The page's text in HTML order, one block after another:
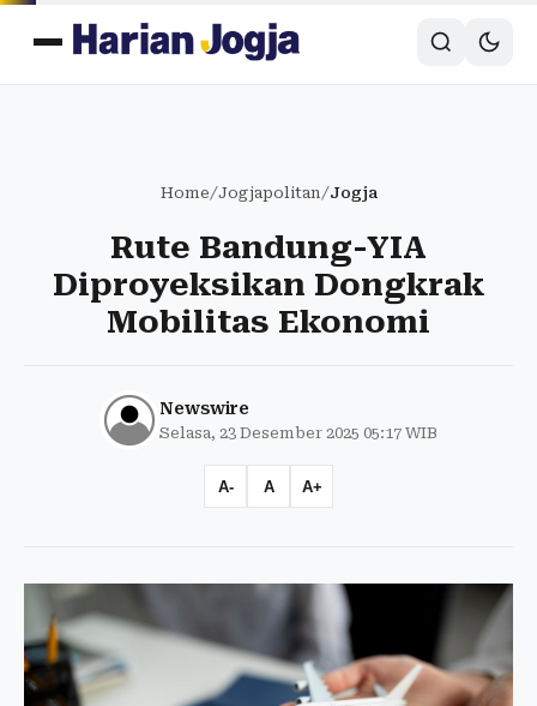
Home/Jogjapolitan/Jogja
Rute Bandung-YIA
Diproyeksikan Dongkrak
Mobilitas Ekonomi
Newswire
Selasa, 23 Desember 2025 05:17 WIB
A- A A+